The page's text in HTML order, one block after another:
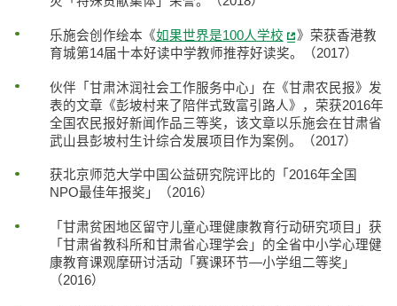
乐施会创作绘本《如果世界是100人学校
》荣获香港教
育城第14届十本好读中学教师推荐好读奖。（2017）
伙伴「甘肃沐润社会工作服务中心」在《甘肃农民报》发
表的文章《彭坡村来了陪伴式致富引路人》，荣获2016年
全国农民报好新闻作品三等奖，该文章以乐施会在甘肃省
武山县彭坡村生计综合发展项目作为案例。（2017）
获北京师范大学中国公益研究院评比的「2016年全国
NPO最佳年报奖」（2016）
「甘肃贫困地区留守儿童心理健康教育行动研究项目」获
「甘肃省教科所和甘肃省心理学会」的全省中小学心理健
康教育课观摩研讨活动「赛课环节—小学组二等奖」
（2016）